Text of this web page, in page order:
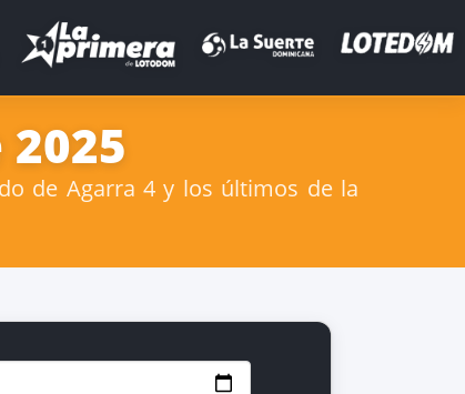
de Agarra 4 y los últimos de la